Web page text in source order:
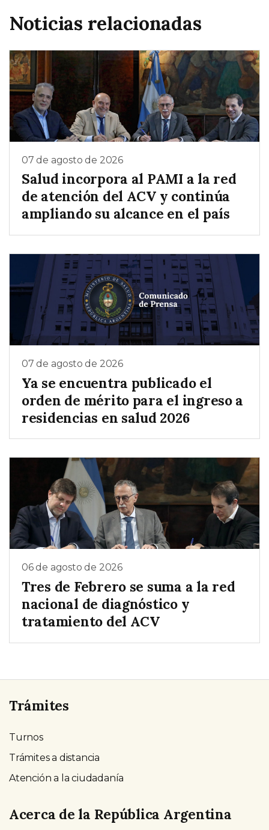
Noticias relacionadas
07 de agosto de 2026
Salud incorpora al PAMI a la red
de atención del ACV y continúa
ampliando su alcance en el país
07 de agosto de 2026
Ya se encuentra publicado el
orden de mérito para el ingreso a
residencias en salud 2026
06 de agosto de 2026
Tres de Febrero se suma a la red
nacional de diagnóstico y
tratamiento del ACV
Trámites
Turnos
Trámites a distancia
Atención a la ciudadanía
Acerca de la República Argentina